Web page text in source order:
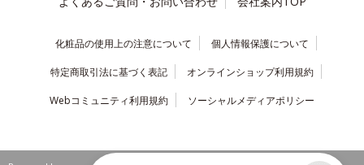
化粧品の使用上の注意について 個人情報保護について
特定商取引法に基づく表記 オンラインショップ利用規約
Webコミュニティ利用規約 ソーシャルメディアポリシー